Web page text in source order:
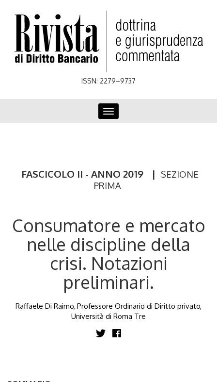
ISSN: 2279–9737
Toggle
navigation
FASCICOLO II - ANNO 2019 |
SEZIONE
PRIMA
Consumatore e mercato
nelle discipline della
crisi. Notazioni
preliminari.
Raffaele Di Raimo, Professore Ordinario di Diritto privato,
Università di Roma Tre